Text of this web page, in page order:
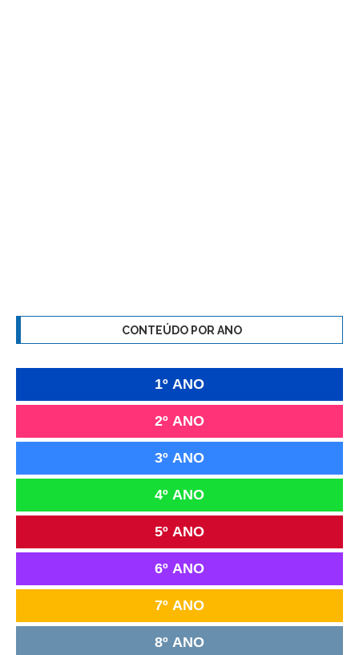
CONTEÚDO POR ANO
1º ANO
2º ANO
3º ANO
4º ANO
5º ANO
6º ANO
7º ANO
8º ANO